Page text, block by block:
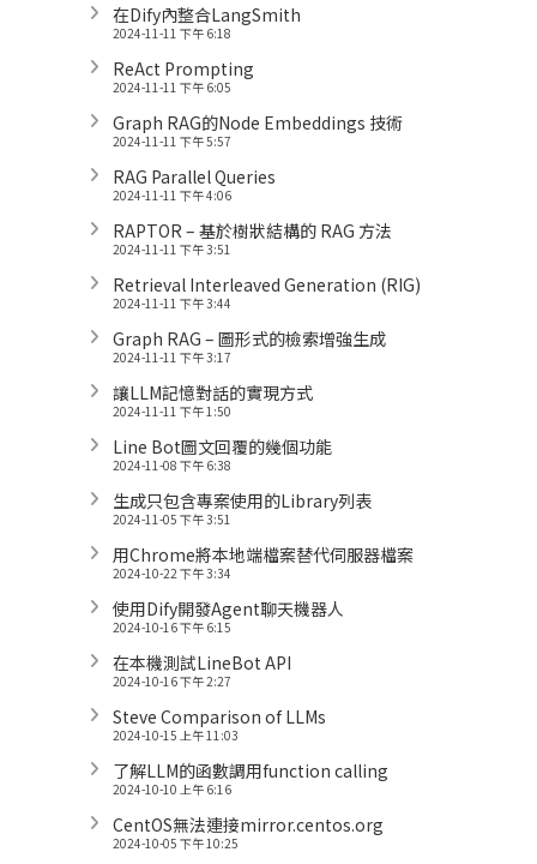
在Dify內整合LangSmith
2024-11-11 下午 6:18
ReAct Prompting
2024-11-11 下午 6:05
Graph RAG的Node Embeddings 技術
2024-11-11 下午 5:57
RAG Parallel Queries
2024-11-11 下午 4:06
RAPTOR – 基於樹狀結構的 RAG 方法
2024-11-11 下午 3:51
Retrieval Interleaved Generation (RIG)
2024-11-11 下午 3:44
Graph RAG – 圖形式的檢索增強生成
2024-11-11 下午 3:17
讓LLM記憶對話的實現方式
2024-11-11 下午 1:50
Line Bot圖文回覆的幾個功能
2024-11-08 下午 6:38
生成只包含專案使用的Library列表
2024-11-05 下午 3:51
用Chrome將本地端檔案替代伺服器檔案
2024-10-22 下午 3:34
使用Dify開發Agent聊天機器人
2024-10-16 下午 6:15
在本機測試LineBot API
2024-10-16 下午 2:27
Steve Comparison of LLMs
2024-10-15 上午 11:03
了解LLM的函數調用function calling
2024-10-10 上午 6:16
CentOS無法連接mirror.centos.org
2024-10-05 下午 10:25